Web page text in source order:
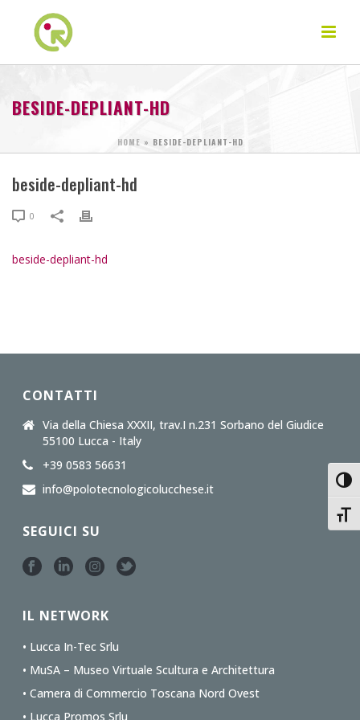
BESIDE-DEPLIANT-HD
HOME » BESIDE-DEPLIANT-HD
beside-depliant-hd
0
beside-depliant-hd
CONTATTI
Via della Chiesa XXXII, trav.I n.231 Sorbano del Giudice
55100 Lucca - Italy
+39 0583 56631
info@polotecnologicolucchese.it
SEGUICI SU
IL NETWORK
• Lucca In-Tec Srlu
• MuSA – Museo Virtuale Scultura e Architettura
• Camera di Commercio Toscana Nord Ovest
• Lucca Promos Srlu